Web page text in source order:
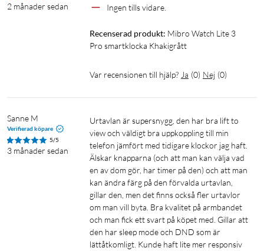
2 månader sedan
Ingen tills vidare.
Recenserad produkt: Mibro Watch Lite 3
Pro smartklocka Khakigrått
Var recensionen till hjälp? Ja (0) Nej (0)
Sanne M
Verifierad köpare
5/5
3 månader sedan
Urtavlan är supersnygg, den har bra lift to
view och väldigt bra uppkoppling till min
telefon jämfört med tidigare klockor jag haft.
Älskar knapparna (och att man kan välja vad
en av dom gör, har timer på den) och att man
kan ändra färg på den förvalda urtavlan,
gillar den, men det finns också fler urtavlor
om man vill byta. Bra kvalitet på armbandet
och man fick ett svart på köpet med. Gillar att
den har sleep mode och DND som är
lättåtkomligt. Kunde haft lite mer responsiv